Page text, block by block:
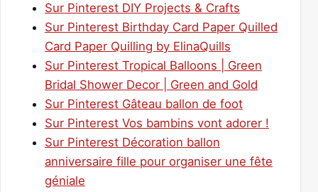
Sur Pinterest DIY Projects & Crafts
Sur Pinterest Birthday Card Paper Quilled
Card Paper Quilling by ElinaQuills
Sur Pinterest Tropical Balloons | Green
Bridal Shower Decor | Green and Gold
Sur Pinterest Gâteau ballon de foot
Sur Pinterest Vos bambins vont adorer !
Sur Pinterest Décoration ballon
anniversaire fille pour organiser une fête
géniale